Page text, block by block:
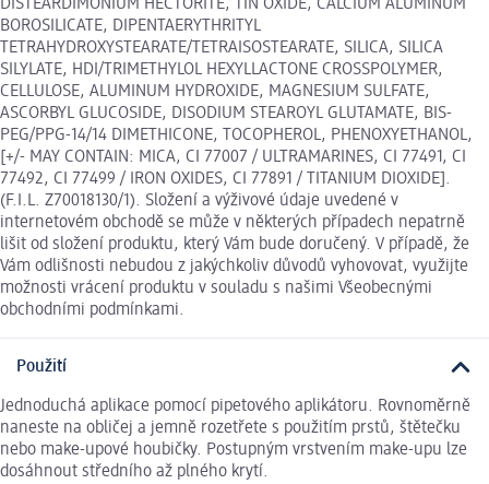
DISTEARDIMONIUM HECTORITE, TIN OXIDE, CALCIUM ALUMINUM
BOROSILICATE, DIPENTAERYTHRITYL
TETRAHYDROXYSTEARATE/TETRAISOSTEARATE, SILICA, SILICA
SILYLATE, HDI/TRIMETHYLOL HEXYLLACTONE CROSSPOLYMER,
CELLULOSE, ALUMINUM HYDROXIDE, MAGNESIUM SULFATE,
ASCORBYL GLUCOSIDE, DISODIUM STEAROYL GLUTAMATE, BIS-
PEG/PPG-14/14 DIMETHICONE, TOCOPHEROL, PHENOXYETHANOL,
[+/- MAY CONTAIN: MICA, CI 77007 / ULTRAMARINES, CI 77491, CI
77492, CI 77499 / IRON OXIDES, CI 77891 / TITANIUM DIOXIDE].
(F.I.L. Z70018130/1). Složení a výživové údaje uvedené v
internetovém obchodě se může v některých případech nepatrně
lišit od složení produktu, který Vám bude doručený. V případě, že
Vám odlišnosti nebudou z jakýchkoliv důvodů vyhovovat, využijte
možnosti vrácení produktu v souladu s našimi Všeobecnými
obchodními podmínkami.
Použití
Jednoduchá aplikace pomocí pipetového aplikátoru. Rovnoměrně
naneste na obličej a jemně rozetřete s použitím prstů, štětečku
nebo make-upové houbičky. Postupným vrstvením make-upu lze
dosáhnout středního až plného krytí.